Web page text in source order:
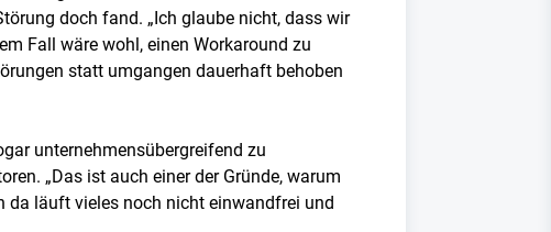
doch fand. „Ich glaube nicht, dass wir
Fall wäre wohl, einen Workaround zu
statt umgangen dauerhaft behoben
unternehmensübergreifend zu
„Das ist auch einer der Gründe, warum
da läuft vieles noch nicht einwandfrei und